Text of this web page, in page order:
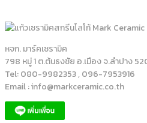
หจก. มาร์คเซรามิค
798 หมู่ 1 ต.ต้นธงชัย อ.เมือง จ.ลำปาง
Tel: 080-9982353 , 096-7953916
Email : info@markceramic.co.th